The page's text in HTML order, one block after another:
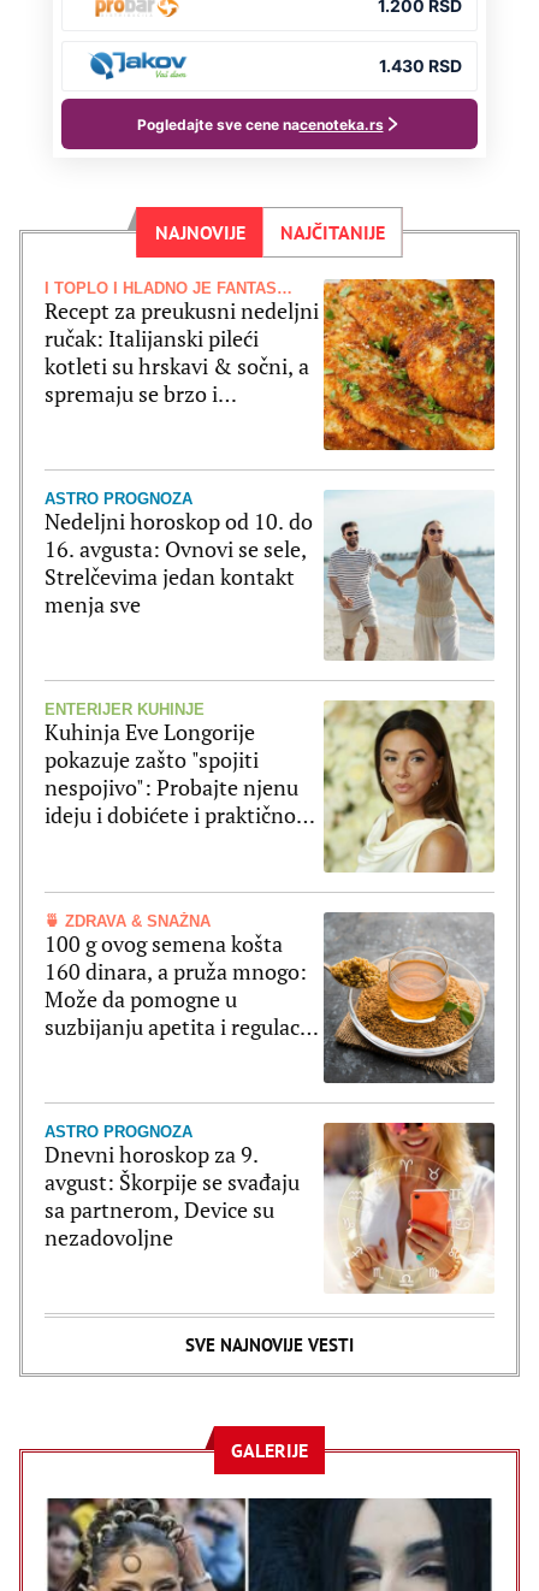
NAJNOVIJE NAJČITANIJE
I TOPLO I HLADNO JE FANTASTIČNO
Recept za preukusni nedeljni
ručak: Italijanski pileći
kotleti su hrskavi & sočni, a
spremaju se brzo i
ASTRO PROGNOZA
Nedeljni horoskop od 10. do
16. avgusta: Ovnovi se sele,
Strelčevima jedan kontakt
menja sve
ENTERIJER KUHINJE
Kuhinja Eve Longorije
pokazuje zašto "spojiti
nespojivo": Probajte njenu
ideju i dobićete i praktičnost
🍵 ZDRAVA & SNAŽNA
100 g ovog semena košta
160 dinara, a pruža mnogo:
Može da pomogne u
suzbijanju apetita i regulaciji
ASTRO PROGNOZA
Dnevni horoskop za 9.
avgust: Škorpije se svađaju
sa partnerom, Device su
nezadovoljne
SVE NAJNOVIJE VESTI
GALERIJE